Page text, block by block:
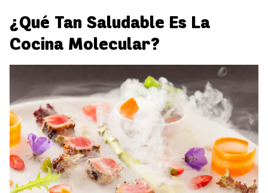
¿Qué Tan Saludable Es La
Cocina Molecular?